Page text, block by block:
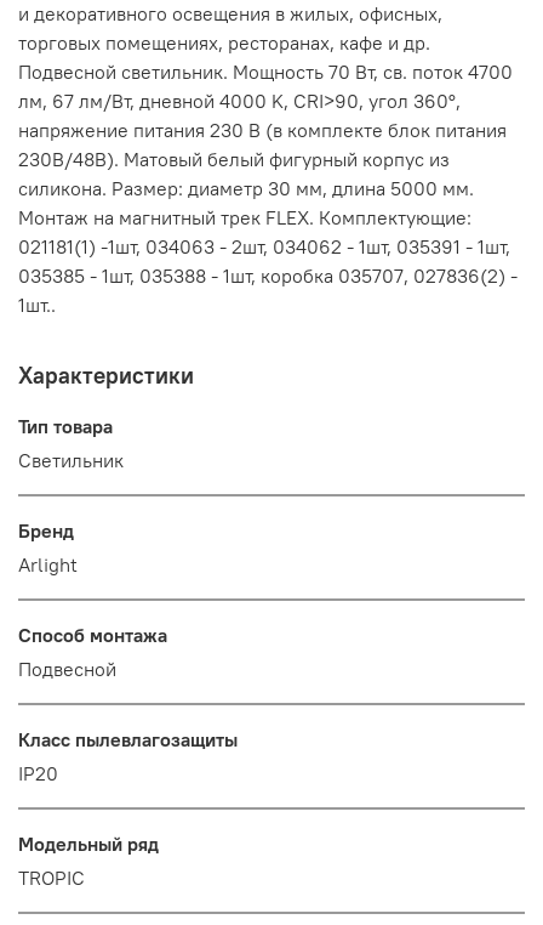
и декоративного освещения в жилых, офисных,
торговых помещениях, ресторанах, кафе и др.
Подвесной светильник. Мощность 70 Вт, св. поток 4700
лм, 67 лм/Вт, дневной 4000 K, CRI>90, угол 360°,
напряжение питания 230 В (в комплекте блок питания
230В/48В). Матовый белый фигурный корпус из
силикона. Размер: диаметр 30 мм, длина 5000 мм.
Монтаж на магнитный трек FLEX. Комплектующие:
021181(1) -1шт, 034063 - 2шт, 034062 - 1шт, 035391 - 1шт,
035385 - 1шт, 035388 - 1шт, коробка 035707, 027836(2) -
1шт..
Характеристики
Тип товара
Светильник
Бренд
Arlight
Способ монтажа
Подвесной
Класс пылевлагозащиты
IP20
Модельный ряд
TROPIC